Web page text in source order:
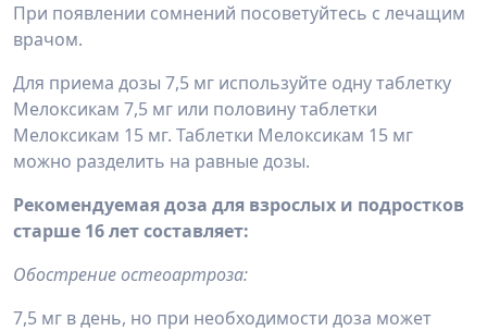
При появлении сомнений посоветуйтесь с лечащим
врачом.
Для приема дозы 7,5 мг используйте одну таблетку
Мелоксикам 7,5 мг или половину таблетки
Мелоксикам 15 мг. Таблетки Мелоксикам 15 мг
можно разделить на равные дозы.
Рекомендуемая доза для взрослых и подростков
старше 16 лет составляет:
Обострение остеоартроза:
7,5 мг в день, но при необходимости доза может